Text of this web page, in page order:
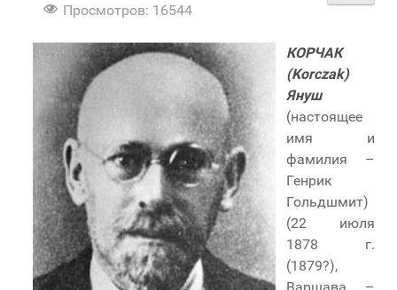
Просмотров: 16544
КОРЧАК
(Korczak)
Януш
(настоящее
имя и
фамилия –
Генрик
Гольдшмит)
(22 июля
1878 г.
(1879?),